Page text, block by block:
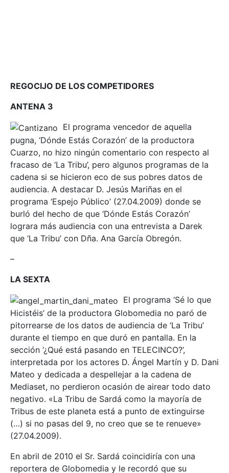
REGOCIJO DE LOS COMPETIDORES
ANTENA 3
El programa vencedor de aquella
pugna, ‘Dónde Estás Corazón’ de la productora
Cuarzo, no hizo ningún comentario con respecto al
fracaso de ‘La Tribu’, pero algunos programas de la
cadena si se hicieron eco de sus pobres datos de
audiencia. A destacar D. Jesús Mariñas en el
programa ‘Espejo Público’ (27.04.2009) donde se
burló del hecho de que ‘Dónde Estás Corazón’
lograra más audiencia con una entrevista a Darek
que ‘La Tribu’ con Dña. Ana García Obregón.
–
LA SEXTA
El programa ‘Sé lo que
Hicistéis’ de la productora Globomedia no paró de
pitorrearse de los datos de audiencia de ‘La Tribu’
durante el tiempo en que duró en pantalla. En la
sección ‘¿Qué está pasando en TELECINCO?’,
interpretada por los actores D. Ángel Martín y D. Dani
Mateo y dedicada a despellejar a la cadena de
Mediaset, no perdieron ocasión de airear todo dato
negativo. «La Tribu de Sardá como la mayoría de
Tribus de este planeta está a punto de extinguirse
(…) si no pasas del 9, no creo que se te renueve»
(27.04.2009).
En abril de 2010 el Sr. Sardá coincidiría con una
reportera de Globomedia y le recordó que su